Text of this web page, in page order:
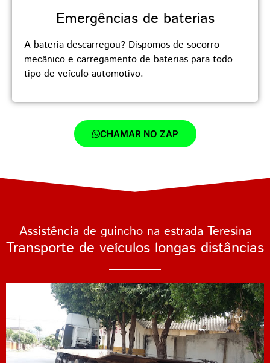
Emergências de baterias
A bateria descarregou? Dispomos de socorro
mecânico e carregamento de baterias para todo
tipo de veículo automotivo.
CHAMAR NO ZAP
Assistência de guincho na estrada Teresina
Transporte de veículos longas distâncias